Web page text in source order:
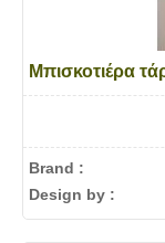
Μπισκοτιέρα
Brand :
Design by :